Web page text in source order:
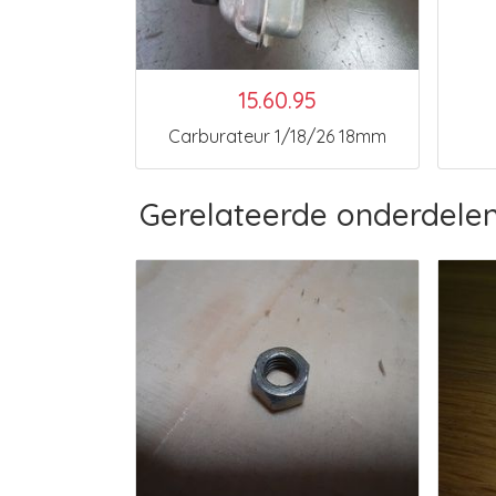
15.60.95
Carburateur 1/18/26 18mm
Gerelateerde